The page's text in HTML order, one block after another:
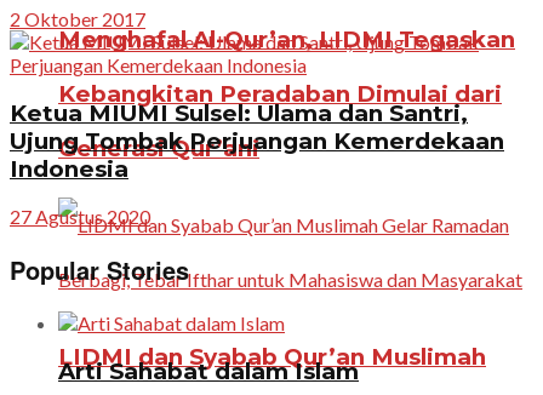
Menghafal Al-Qur’an, LIDMI Tegaskan
Kebangkitan Peradaban Dimulai dari
Generasi Qur’ani
LIDMI dan Syabab Qur’an Muslimah
2 Oktober 2017
Ketua MIUMI Sulsel: Ulama dan Santri,
Ujung Tombak Perjuangan Kemerdekaan
Indonesia
27 Agustus 2020
Popular Stories
Arti Sahabat dalam Islam